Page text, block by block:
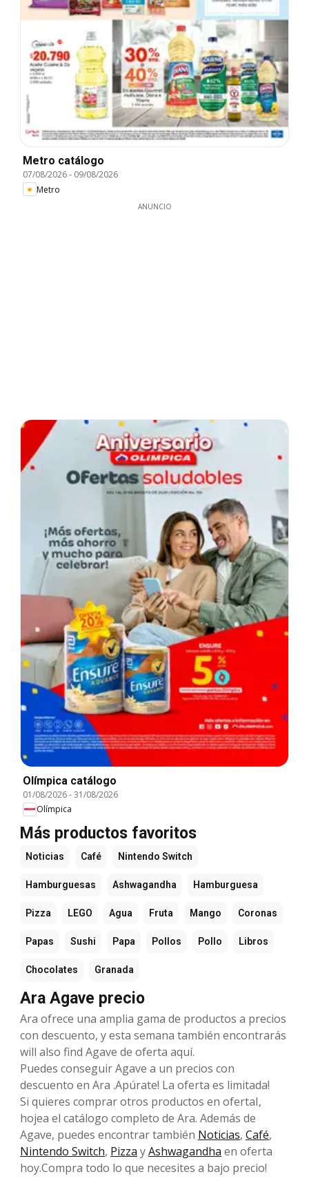
Metro catálogo
07/08/2026- 09/08/2026
Metro
ANUNCIO
Olímpica catálogo
01/08/2026-31/08/2026
Olímpica
Más productos favoritos
Noticias Café Nintendo Switch
Hamburguesas Ashwagandha Hamburguesa
Pizza LEGO Agua Fruta Mango Coronas
Papas Sushi Papa Pollos Pollo Libros
Chocolates Granada
Ara Agave precio
Ara ofrece una amplia gama de productos a precios
con descuento, y esta semana también encontrarás
will also find Agave de oferta aquí.
Puedes conseguir Agave a un precios con
descuento en Ara .Apúrate! La oferta es limitada!
Si quieres comprar otros productos en ofertaI,
hojea el catálogo completo de Ara. Además de
Agave, puedes encontrar también Noticias, Café,
Nintendo Switch, Pizza yAshwagandha en oferta
hoy.Compra todo lo que necesites a bajo precio!